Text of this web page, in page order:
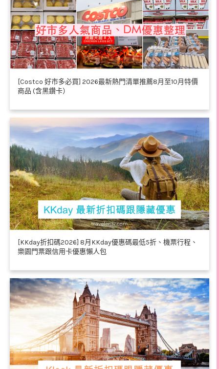
[Costco 好市多必買] 2026最新熱門清單推薦8月至10月特價
商品 (含黑鑽卡）
[KKday折扣碼2026] 8月KKday優惠碼最低5折、機票行程、
樂園門票跟信用卡優惠懶人包